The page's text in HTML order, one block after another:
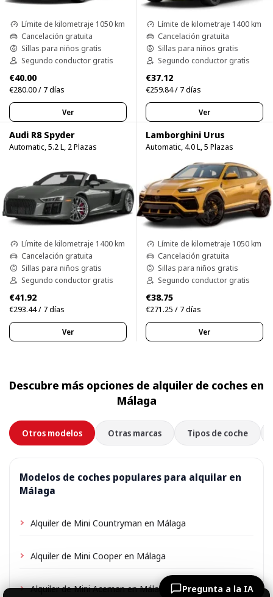
Límite de kilometraje 1050 km
Cancelación gratuita
Sillas para niños gratis
Segundo conductor gratis
€40.00
€280.00 / 7 días
Ver
Límite de kilometraje 1400 km
Cancelación gratuita
Sillas para niños gratis
Segundo conductor gratis
€37.12
€259.84 / 7 días
Ver
Audi R8 Spyder
Automatic, 5.2 L, 2 Plazas
Límite de kilometraje 1400 km
Cancelación gratuita
Sillas para niños gratis
Segundo conductor gratis
€41.92
€293.44 / 7 días
Ver
Lamborghini Urus
Automatic, 4.0 L, 5 Plazas
Límite de kilometraje 1050 km
Cancelación gratuita
Sillas para niños gratis
Segundo conductor gratis
€38.75
€271.25 / 7 días
Ver
Descubre más opciones de alquiler de coches en
Málaga
Otros modelos Otras marcas Tipos de coche
Modelos de coches populares para alquilar en
Málaga
Alquiler de Mini Countryman en Málaga
Alquiler de Mini Cooper en Málaga
Alquiler de Mini Aceman en Málaga Pregunta a la IA